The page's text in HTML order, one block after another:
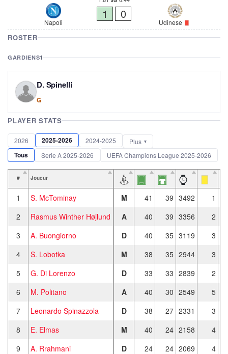
Napoli
1 0
Udinese
ROSTER
GARDIENS1
D. Spinelli
G
PLAYER STATS
2026 2025-2026 2024-2025 Plus
Tous Serie A 2025-2026 UEFA Champions League 2025-2026
# Joueur
1 S. McTominay M 41 39 3492
1
2
Rasmus Winther Højlund A 40 39 3356
2
3
A. Buongiorno D 40 35 3119
3
4
S. Lobotka M 38 35 2944
3
5
G. Di Lorenzo D 33 33 2839
2
6
M. Politano A 40 30 2549
5
7
Leonardo Spinazzola D 38 27 2331
3
8
E. Elmas M 40 24 2158
4
9
A. Rrahmani D 24 24 2069
4